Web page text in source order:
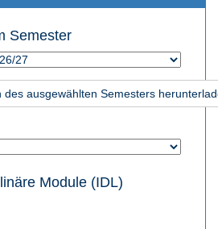
Semester
des ausgewählten Semesters
Module (IDL)